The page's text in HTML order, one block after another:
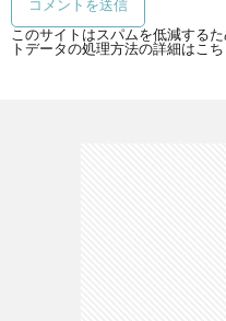
このサイトはスパムを低減する
トデータの処理方法の詳細はこ